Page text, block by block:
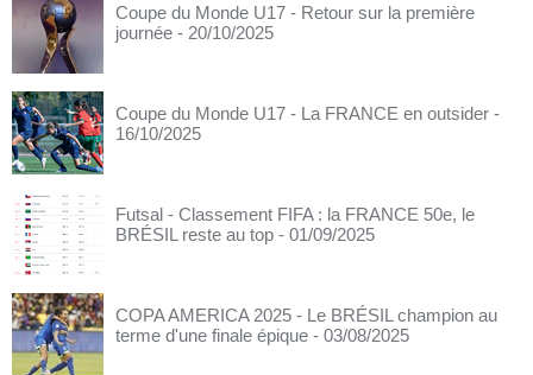
Coupe du Monde U17 - Retour sur la première
journée - 20/10/2025
Coupe du Monde U17 - La FRANCE en outsider -
16/10/2025
Futsal - Classement FIFA : la FRANCE 50e, le
BRÉSIL reste au top - 01/09/2025
COPA AMERICA 2025 - Le BRÉSIL champion au
terme d'une finale épique - 03/08/2025